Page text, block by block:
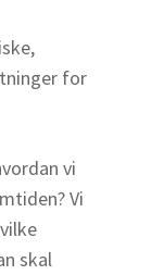
for
vi
Vi
skal